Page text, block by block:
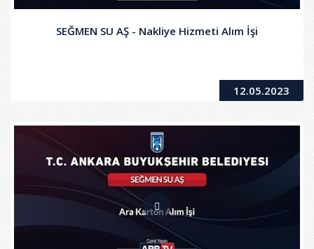
SEĞMEN SU AŞ - Nakliye Hizmeti Alım İşi
12.05.2023